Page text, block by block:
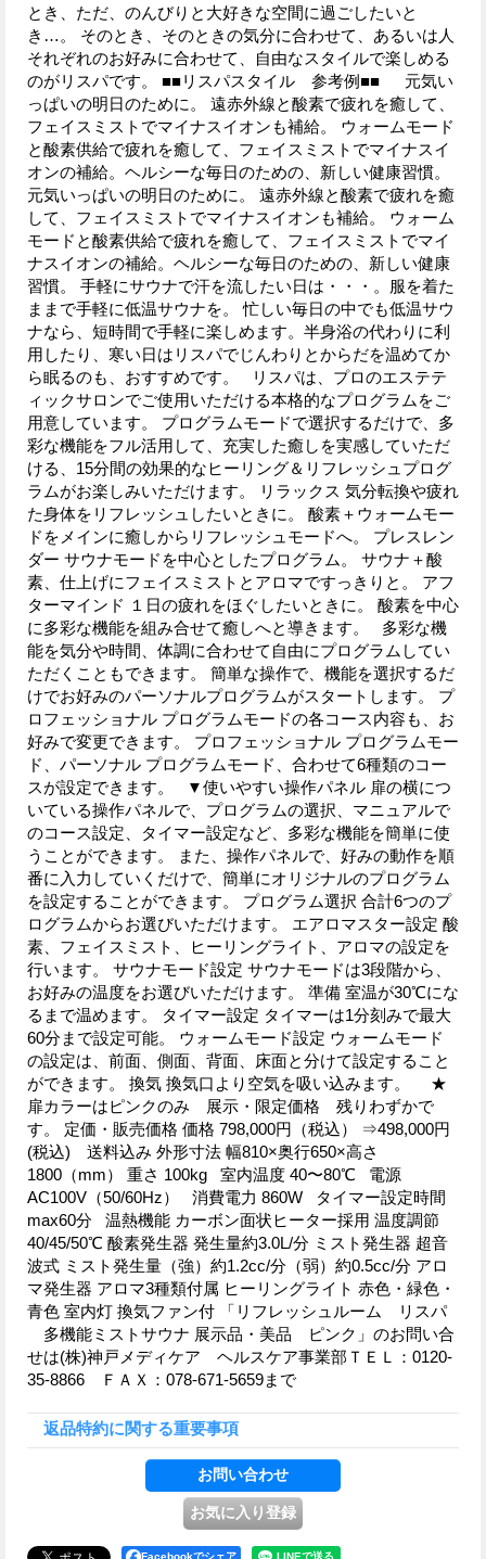
とき、ただ、のんびりと大好きな空間に過ごしたいと
き…。 そのとき、そのときの気分に合わせて、あるいは人
それぞれのお好みに合わせて、自由なスタイルで楽しめる
のがリスパです。 ■■リスパスタイル 参考例■■ 元気い
っぱいの明日のために。 遠赤外線と酸素で疲れを癒して、
フェイスミストでマイナスイオンも補給。 ウォームモード
と酸素供給で疲れを癒して、フェイスミストでマイナスイ
オンの補給。ヘルシーな毎日のための、新しい健康習慣。
元気いっぱいの明日のために。 遠赤外線と酸素で疲れを癒
して、フェイスミストでマイナスイオンも補給。 ウォーム
モードと酸素供給で疲れを癒して、フェイスミストでマイ
ナスイオンの補給。ヘルシーな毎日のための、新しい健康
習慣。 手軽にサウナで汗を流したい日は・・・。服を着た
ままで手軽に低温サウナを。 忙しい毎日の中でも低温サウ
ナなら、短時間で手軽に楽しめます。半身浴の代わりに利
用したり、寒い日はリスパでじんわりとからだを温めてか
ら眠るのも、おすすめです。 リスパは、プロのエステテ
ィックサロンでご使用いただける本格的なプログラムをご
用意しています。 プログラムモードで選択するだけで、多
彩な機能をフル活用して、充実した癒しを実感していただ
ける、15分間の効果的なヒーリング＆リフレッシュプログ
ラムがお楽しみいただけます。 リラックス 気分転換や疲れ
た身体をリフレッシュしたいときに。 酸素＋ウォームモー
ドをメインに癒しからリフレッシュモードへ。 プレスレン
ダー サウナモードを中心としたプログラム。 サウナ＋酸
素、仕上げにフェイスミストとアロマですっきりと。 アフ
ターマインド １日の疲れをほぐしたいときに。 酸素を中心
に多彩な機能を組み合せて癒しへと導きます。 多彩な機
能を気分や時間、体調に合わせて自由にプログラムしてい
ただくこともできます。 簡単な操作で、機能を選択するだ
けでお好みのパーソナルプログラムがスタートします。 プ
ロフェッショナル プログラムモードの各コース内容も、お
好みで変更できます。 プロフェッショナル プログラムモー
ド、パーソナル プログラムモード、合わせて6種類のコー
スが設定できます。 ▼使いやすい操作パネル 扉の横につ
いている操作パネルで、プログラムの選択、マニュアルで
のコース設定、タイマー設定など、多彩な機能を簡単に使
うことができます。 また、操作パネルで、好みの動作を順
番に入力していくだけで、簡単にオリジナルのプログラム
を設定することができます。 プログラム選択 合計6つのプ
ログラムからお選びいただけます。 エアロマスター設定 酸
素、フェイスミスト、ヒーリングライト、アロマの設定を
行います。 サウナモード設定 サウナモードは3段階から、
お好みの温度をお選びいただけます。 準備 室温が30℃にな
るまで温めます。 タイマー設定 タイマーは1分刻みで最大
60分まで設定可能。 ウォームモード設定 ウォームモード
の設定は、前面、側面、背面、床面と分けて設定すること
ができます。 換気 換気口より空気を吸い込みます。 ★
扉カラーはピンクのみ 展示・限定価格 残りわずかで
す。 定価・販売価格 価格 798,000円（税込） ⇒498,000円
(税込) 送料込み 外形寸法 幅810×奥行650×高さ
1800（mm） 重さ 100kg 室内温度 40〜80℃ 電源
AC100V（50/60Hz） 消費電力 860W タイマー設定時間
max60分 温熱機能 カーボン面状ヒーター採用 温度調節
40/45/50℃ 酸素発生器 発生量約3.0L/分 ミスト発生器 超音
波式 ミスト発生量（強）約1.2cc/分（弱）約0.5cc/分 アロ
マ発生器 アロマ3種類付属 ヒーリングライト 赤色・緑色・
青色 室内灯 換気ファン付 「リフレッシュルーム リスパ
多機能ミストサウナ 展示品・美品 ピンク」のお問い合
せは(株)神戸メディケア ヘルスケア事業部ＴＥＬ：0120-
35-8866 ＦＡＸ：078-671-5659まで
返品特約に関する重要事項
Facebookでシェア